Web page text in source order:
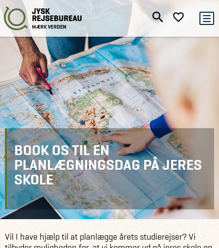
BOOK OS TIL EN
PLANLÆGNINGSDAG PÅ JERES
SKOLE
Vil I have hjælp til at planlægge årets studierejser? Vi